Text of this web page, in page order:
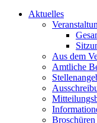
Aktuelles
Aus dem
Amtliche
Broschüren